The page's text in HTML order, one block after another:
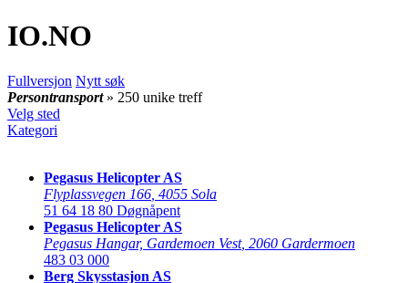
IO.NO
Fullversjon Nytt søk
Persontransport » 250 unike treff
Velg sted
Kategori
Pegasus Helicopter AS
Flyplassvegen 166 4055 Sola
51 64 18 80 Døgnåpent
Pegasus Helicopter AS
Pegasus Hangar, Gardemoen Vest, 2060 Gardermoen
483 03 000
Berg Skysstasjon AS